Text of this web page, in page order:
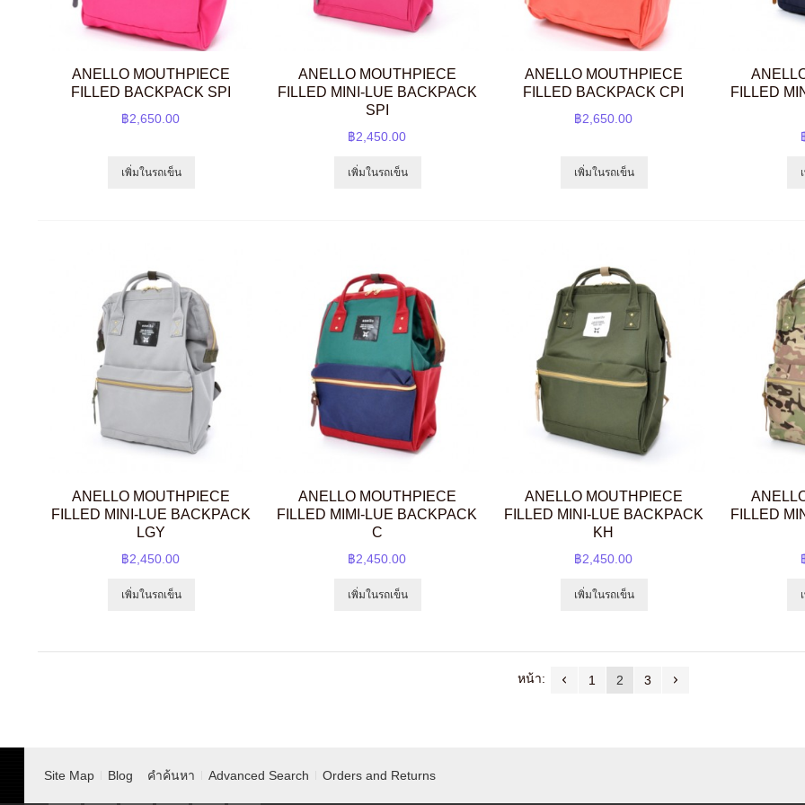
ANELLO MOUTHPIECE
FILLED BACKPACK SPI
฿2,650.00
เพิ่มในรถเข็น
ANELLO MOUTHPIECE
FILLED MINI-LUE BACKPACK
SPI
฿2,450.00
เพิ่มในรถเข็น
ANELLO MOUTHPIECE
FILLED BACKPACK CPI
฿2,650.00
เพิ่มในรถเข็น
FILLED
ANELLO MOUTHPIECE
FILLED MINI-LUE BACKPACK
LGY
฿2,450.00
เพิ่มในรถเข็น
ANELLO MOUTHPIECE
FILLED MIMI-LUE BACKPACK
C
฿2,450.00
เพิ่มในรถเข็น
ANELLO MOUTHPIECE
FILLED MINI-LUE BACKPACK
KH
฿2,450.00
เพิ่มในรถเข็น
FILLED
หน้า: 1 2 3
Site Map Blog คำค้นหา Advanced Search Orders and Returns